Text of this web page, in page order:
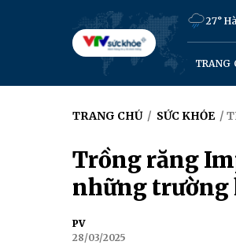
27°
TRANG
TRANG CHỦ / SỨC KHỎE /
Trồng răng
những trường
PV
28/03/2025